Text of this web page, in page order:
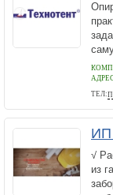
ТЕЛ:
ИП
√
из